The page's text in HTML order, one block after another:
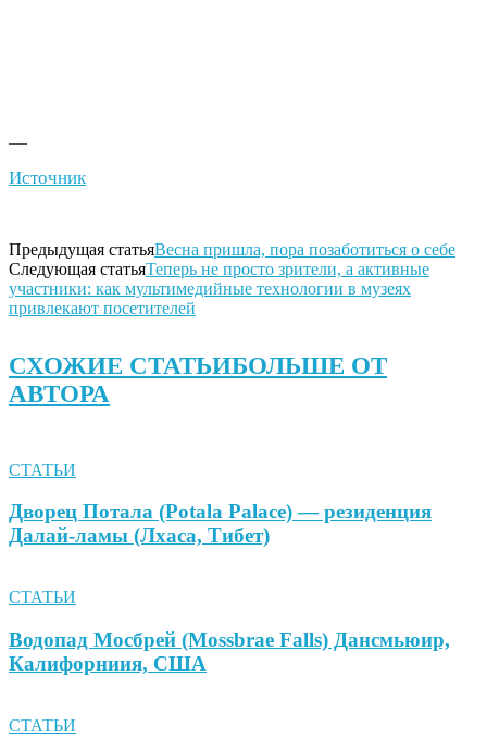
—
Источник
Предыдущая статьяВесна пришла, пора позаботиться о себе
Следующая статьяТеперь не просто зрители, а активные
участники: как мультимедийные технологии в музеях
привлекают посетителей
СХОЖИЕ СТАТЬИБОЛЬШЕ ОТ
АВТОРА
СТАТЬИ
Дворец Потала (Potala Palace) — резиденция
Далай-ламы (Лхаса, Тибет)
СТАТЬИ
Водопад Мосбрей (Mossbrae Falls) Дансмьюир,
Калифорниия, США
СТАТЬИ